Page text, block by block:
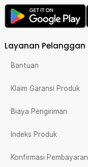
Layanan Pelanggan
Bantuan
Klaim Garansi Produk
Biaya Pengiriman
Indeks Produk
Konfirmasi Pembayaran